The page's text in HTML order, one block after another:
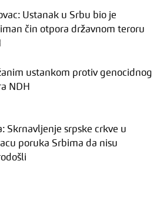
Ustanak u Srbu bio je
čin otpora državnom teroru
ustankom protiv genocidnog
NDH
Skrnavljenje srpske crkve u
poruka Srbima da nisu